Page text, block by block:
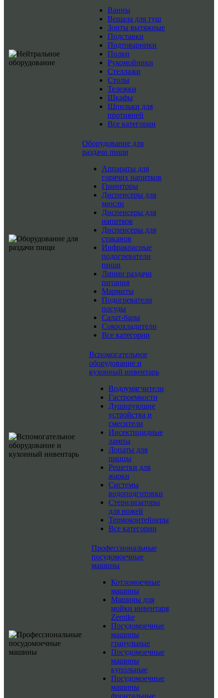
Ванны
Вешала для туш
Зонты вытяжные
Подставки
Подтоварники
Полки
Рукомойники
Стеллажи
Столы
Тележки
Шкафы
Шпильки для
противней
Все категории
Оборудование для
раздачи пищи
Аппараты для
горячих напитков
Граниторы
Диспенсеры для
мюсли
Диспенсеры для
напитков
Диспенсеры для
стаканов
Инфракрасные
подогреватели
пищи
Линии раздачи
питания
Мармиты
Подогреватели
посуды
Салат-бары
Сокоохладители
Все категории
Вспомогательное
оборудование и
кухонный инвентарь
Водоумягчители
Гастроемкости
Душирующие
устройства и
смесители
Инсектицидные
лампы
Лопаты для
пиццы
Решетки для
жарки
Системы
водоподготовки
Стерилизаторы
для ножей
Термоконтейнеры
Все категории
Профессиональные
посудомоечные
машины
Котломоечные
машины
Машины для
мойки инвентаря
Zernike
Посудомоечные
машины
гранульные
Посудомоечные
машины
купольные
Посудомоечные
машины
фронтальные